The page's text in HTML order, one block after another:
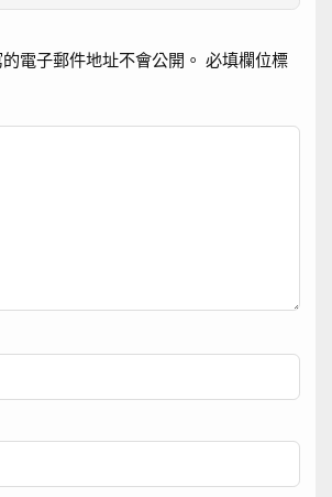
電子郵件地址不會公開。 必填欄位標